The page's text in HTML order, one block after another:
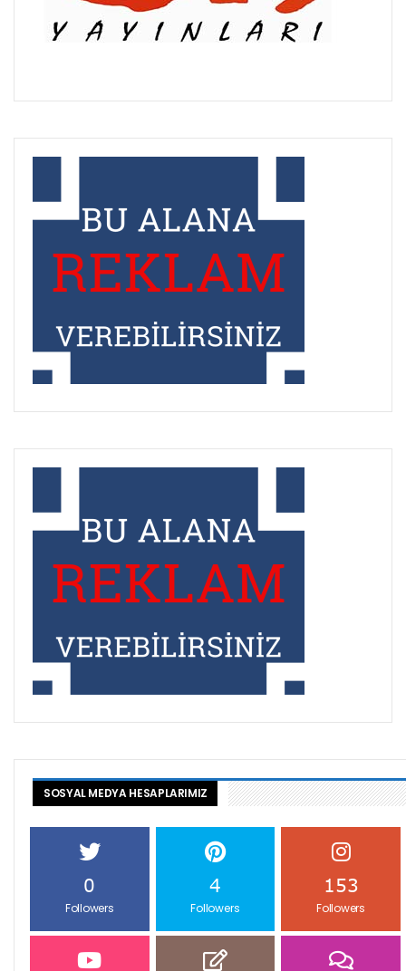
SOSYAL MEDYA HESAPLARIMIZ
0
Followers
4
Followers
153
Followers